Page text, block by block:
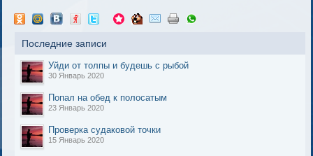
Последние записи
Уйди от толпы и будешь с рыбой
30 Январь 2020
Попал на обед к полосатым
23 Январь 2020
Проверка судаковой точки
15 Январь 2020